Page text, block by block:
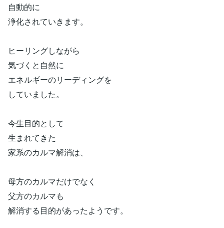
自動的に
浄化されていきます。
ヒーリングしながら
気づくと自然に
エネルギーのリーディングを
していました。
今生目的として
生まれてきた
家系のカルマ解消は、
母方のカルマだけでなく
父方のカルマも
解消する目的があったようです。